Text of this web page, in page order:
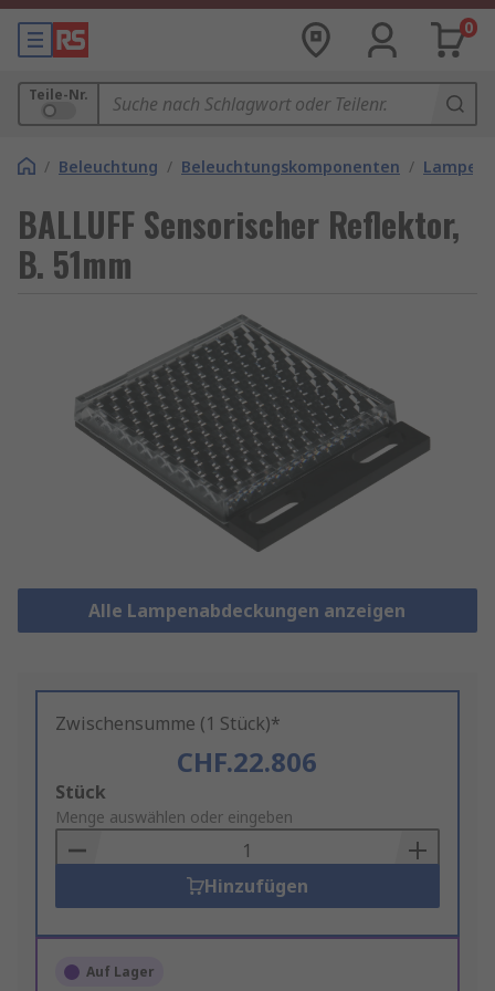
0
Teile-Nr.
/ Beleuchtung / Beleuchtungskomponenten /
BALLUFF Sensorischer Reflektor,
B. 51mm
Alle Lampenabdeckungen anzeigen
Zwischensumme (1 Stück)*
CHF.22.806
Add
to
Basket
Stück
Menge auswählen oder eingeben
Hinzufügen
Auf Lager